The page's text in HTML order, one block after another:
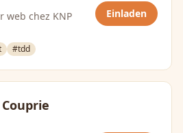
web chez KNP
#tdd
Einladen